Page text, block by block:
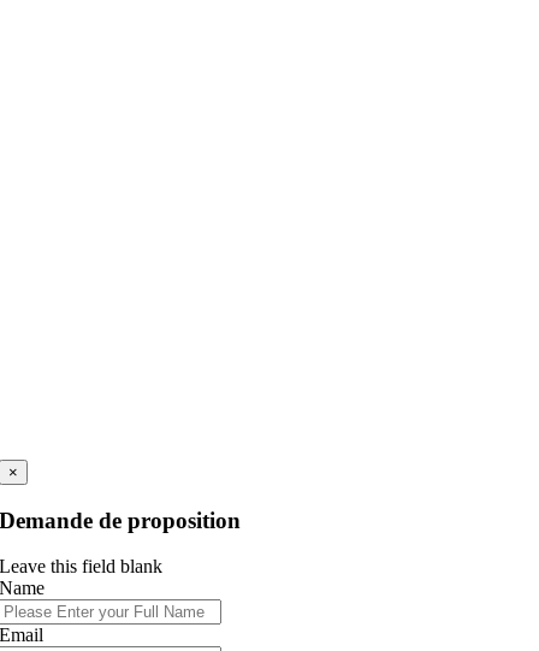
×
Demande de proposition
Leave this field blank
Name
Email